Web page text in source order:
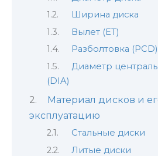
Ширина диска
Вылет (ET)
Разболтовка (PCD)
Диаметр
(DIA)
Материал дисков и
эксплуатацию
Стальные диски
Литые диски